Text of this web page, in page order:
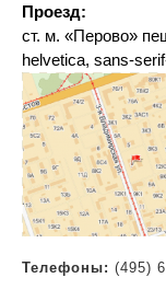
Проезд:
ст. м. «Перово»
helvetica, sans-
Телефоны: (495)